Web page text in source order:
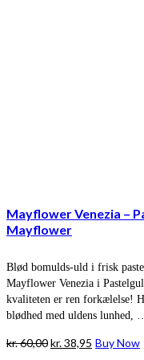
Mayflower Venezia –
Mayflower
Blød bomulds-uld i frisk
Mayflower Venezia i
kvaliteten er ren forkælelse!
blødhed med uldens lunhed,
kr.60,00Den
kr.38,95 Den
Buy Now